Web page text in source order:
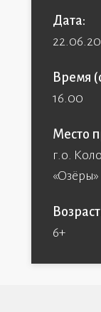
Дата:
Время
16.00
Место
г.о.
6+